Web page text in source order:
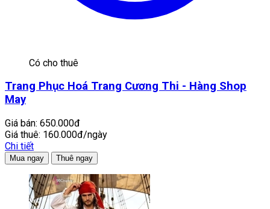
Có cho thuê
Trang Phục Hoá Trang Cương Thi - Hàng Shop
May
Giá bán: 650.000đ
Giá thuê: 160.000đ/ngày
Chi tiết
Mua ngay Thuê ngay